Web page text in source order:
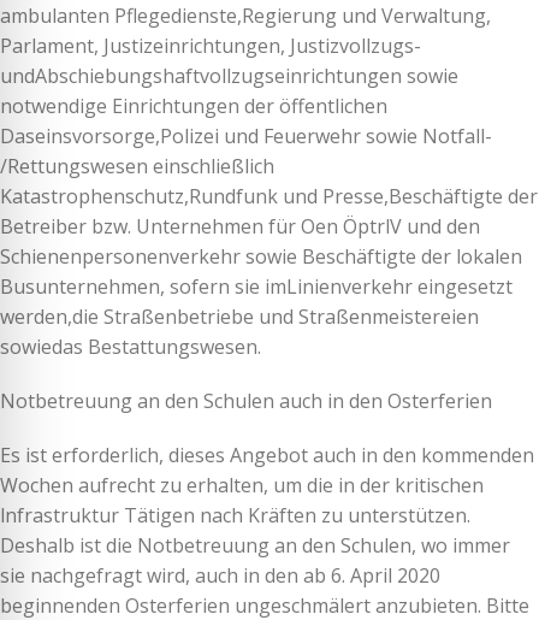
ambulanten Pflegedienste,Regierung und Verwaltung,
Parlament, Justizeinrichtungen, Justizvollzugs-
undAbschiebungshaftvollzugseinrichtungen sowie
notwendige Einrichtungen der öffentlichen
Daseinsvorsorge,Polizei und Feuerwehr sowie Notfall-
/Rettungswesen einschließlich
Katastrophenschutz,Rundfunk und Presse,Beschäftigte der
Betreiber bzw. Unternehmen für Oen ÖptrlV und den
Schienenpersonenverkehr sowie Beschäftigte der lokalen
Busunternehmen, sofern sie imLinienverkehr eingesetzt
werden,die Straßenbetriebe und Straßenmeistereien
sowiedas Bestattungswesen.
Notbetreuung an den Schulen auch in den Osterferien
Es ist erforderlich, dieses Angebot auch in den kommenden
Wochen aufrecht zu erhalten, um die in der kritischen
lnfrastruktur Tätigen nach Kräften zu unterstützen.
Deshalb ist die Notbetreuung an den Schulen, wo immer
sie nachgefragt wird, auch in den ab 6. April 2020
beginnenden Osterferien ungeschmälert anzubieten. Bitte